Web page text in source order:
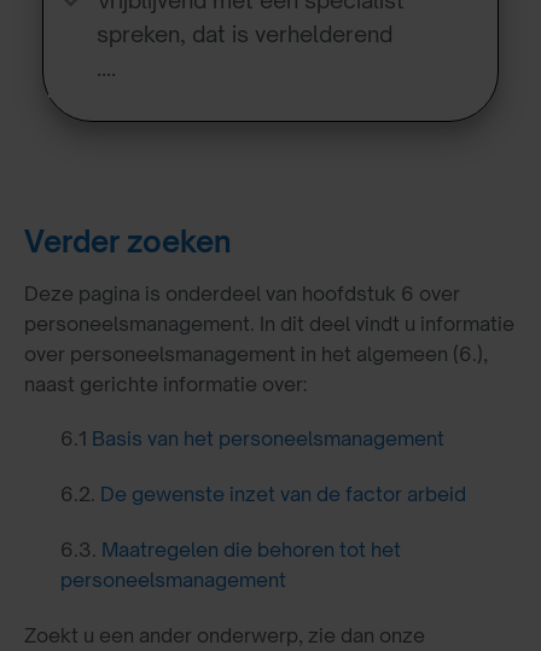
spreken, dat is verhelderend
….
Verder zoeken
Deze pagina is onderdeel van hoofdstuk 6 over
personeelsmanagement. In dit deel vindt u informatie
over personeelsmanagement in het algemeen (6.),
naast gerichte informatie over:
6.1 Basis van het personeelsmanagement
6.2. De gewenste inzet van de factor arbeid
6.3. Maatregelen die behoren tot het
personeelsmanagement
Zoekt u een ander onderwerp, zie dan onze